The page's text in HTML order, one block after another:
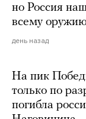
но Россия
всему
день назад
На пик
только по
погибла